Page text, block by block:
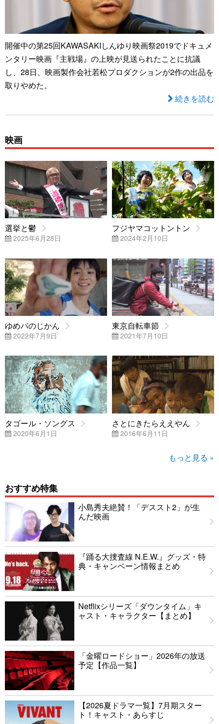
開催中の第25回KAWASAKIしんゆり映画祭2019でドキュメ
ンタリー映画『主戦場』の上映が見送られたことに抗議
し、28日、映画製作会社若松プロダクションが2作の出品を
取りやめた。
続きを読む
映画
選挙と鬱
2025年6月28日
フジヤマコットントン
2024年2月10日
ゆめパのじかん
2022年7月9日
東京自転車節
2021年7月10日
タゴール・ソングス
2020年6月1日
さとにきたらええやん
2016年6月11日
もっと見る »
おすすめ特集
小島秀夫絶賛！「デススト2」が生
んだ映画
『踊る大捜査線 N.E.W.』グッズ・特
典・キャンペーン情報まとめ
Netflixシリーズ「ダウンタイム」キ
ャスト・キャラクター【まとめ】
「金曜ロードショー」2026年の放送
予定【作品一覧】
【2026夏ドラマ一覧】7月期スター
ト！キャスト・あらすじ